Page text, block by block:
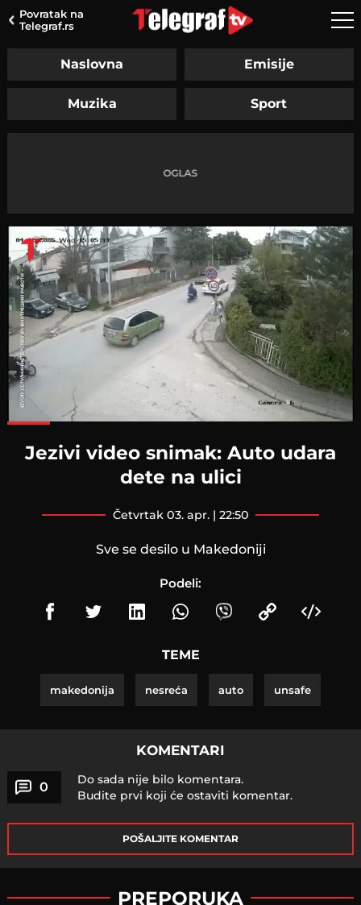
Povratak na
Telegraf.rs
Naslovna Emisije
Muzika Sport
Jezivi video snimak: Auto udara
dete na ulici
četvrtak 03. apr. | 22:50
Sve se desilo u Makedoniji
Podeli:
TEME
makedonija nesreća auto unsafe
KOMENTARI
0
Do sada nije bilo komentara.
Budite prvi koji će ostaviti komentar.
POŠALJITE KOMENTAR
PREPORUKA